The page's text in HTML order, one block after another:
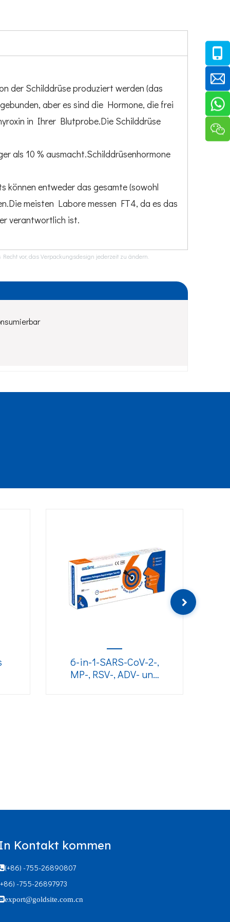
der Schilddrüse produziert werden (das
aber es sind die Hormone, die frei
in Ihrer Blutprobe.Die Schilddrüse
als 10 % ausmacht.Schilddrüsenhormone
können entweder das gesamte (sowohl
meisten Labore messen FT4, da es das
verantwortlich ist.
vor, das Verpackungsdesign jederzeit zu ändern.
6-in-1-SARS-CoV-2-,
MP-, RSV-, ADV- und
Kontakt kommen
(+86) -755-26890807
-755-26897973
export@goldsite.com.cn